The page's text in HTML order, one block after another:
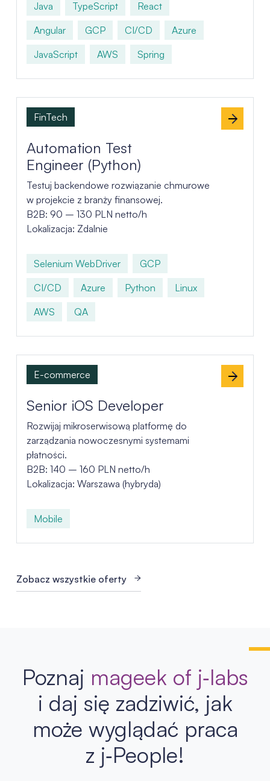
Zobacz wszystkie oferty
Java TypeScript
React
Angular
GCP CI/CD
Azure
JavaScript
AWS Spring
Automation Test
Engineer (Python)
Testuj backendowe rozwiązanie chmurowe
w projekcie z branży finansowej.
B2B: 90 – 130 PLN netto/h
Lokalizacja: Zdalnie
FinTech
Selenium WebDriver
GCP
CI/CD
Azure Python
Linux
AWS
QA
Senior iOS Developer
Rozwijaj mikroserwisową platformę do
zarządzania nowoczesnymi systemami
płatności.
B2B: 140 – 160 PLN netto/h
Lokalizacja: Warszawa (hybryda)
E-commerce
Mobile
Poznaj mageek of j‑labs
i daj się zadziwić, jak
może wyglądać praca
z j‑People!